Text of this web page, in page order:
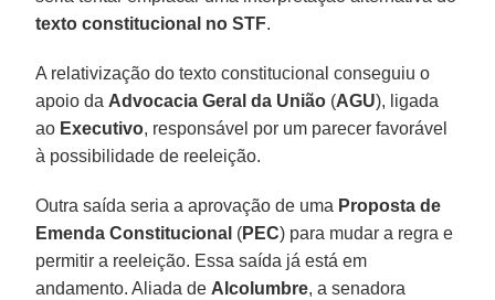
texto constitucional no STF.
A relativização do texto constitucional conseguiu o
apoio da Advocacia Geral da União (AGU), ligada
ao Executivo, responsável por um parecer favorável
à possibilidade de reeleição.
Outra saída seria a aprovação de uma Proposta de
Emenda Constitucional (PEC) para mudar a regra e
permitir a reeleição. Essa saída já está em
andamento. Aliada de Alcolumbre, a senadora